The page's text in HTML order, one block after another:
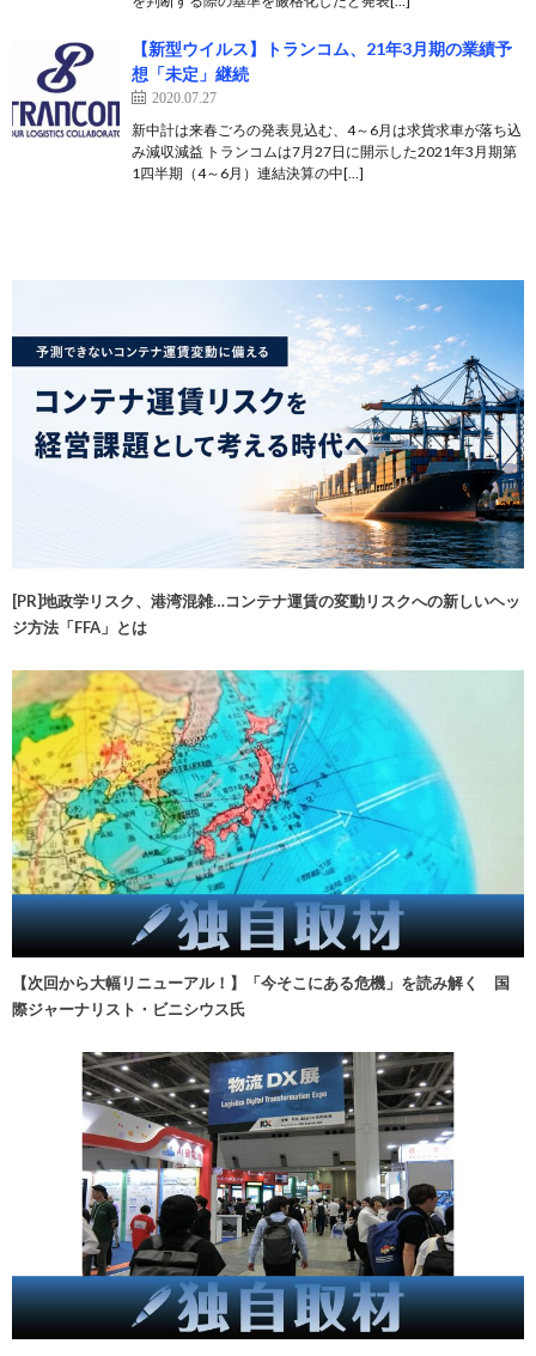
【新型ウイルス】トランコム、21年3月期の業績予
想「未定」継続
2020.07.27
新中計は来春ごろの発表見込む、4～6月は求貨求車が落ち込
み減収減益 トランコムは7月27日に開示した2021年3月期第
1四半期（4～6月）連結決算の中[…]
[PR]地政学リスク、港湾混雑…コンテナ運賃の変動リスクへの新しいヘッ
ジ方法「FFA」とは
【次回から大幅リニューアル！】「今そこにある危機」を読み解く 国
際ジャーナリスト・ビニシウス氏